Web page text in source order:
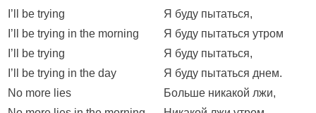
I’ll be trying
I’ll be trying in the morning
I’ll be trying
I’ll be trying in the day
No more lies
Я буду пытаться,
Я буду пытаться утром
Я буду пытаться,
Я буду пытаться днем.
Больше никакой лжи,